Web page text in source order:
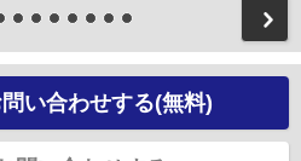
い合わせする(無料)